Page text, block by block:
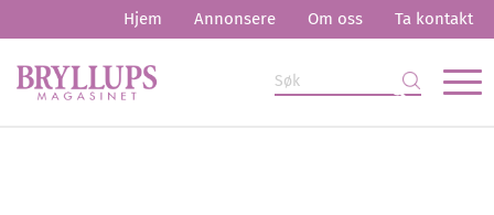
Hjem Annonsere Om oss Ta kontakt